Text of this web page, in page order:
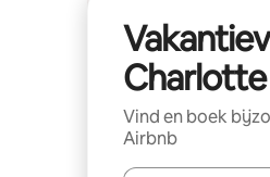
Charlotte
Vind en boek
Airbnb